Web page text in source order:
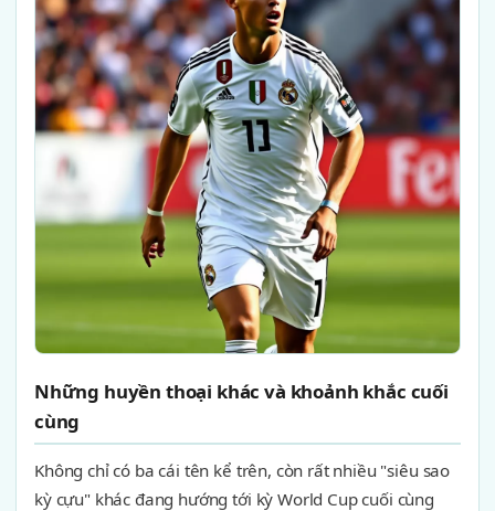
Những huyền thoại khác và khoảnh khắc cuối
cùng
Không chỉ có ba cái tên kể trên, còn rất nhiều "siêu sao
kỳ cựu" khác đang hướng tới kỳ World Cup cuối cùng